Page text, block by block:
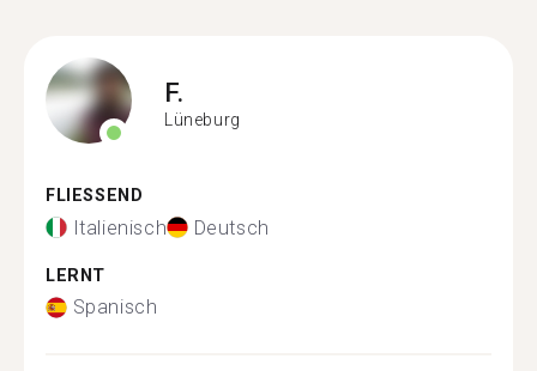
F.
Lüneburg
FLIESSEND
Italienisch Deutsch
LERNT
Spanisch